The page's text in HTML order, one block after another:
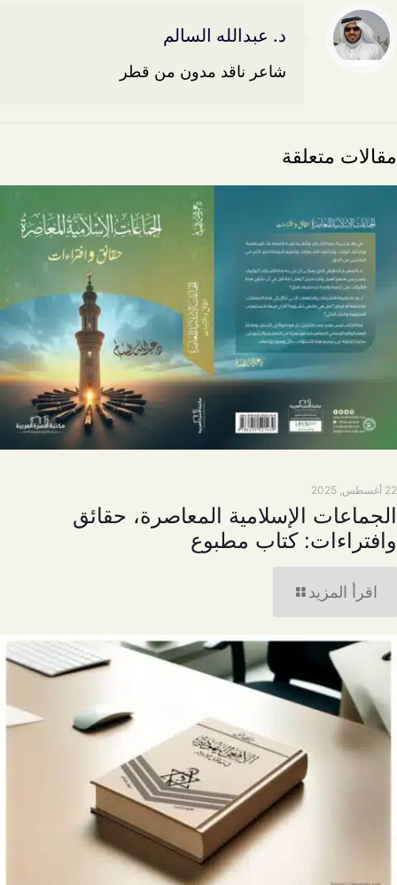
د. عبدالله السالم
شاعر ناقد مدون من قطر
مقالات متعلقة
22 أغسطس, 2025
الجماعات الإسلامية المعاصرة، حقائق
وافتراءات: كتاب مطبوع
اقرأ المزيد